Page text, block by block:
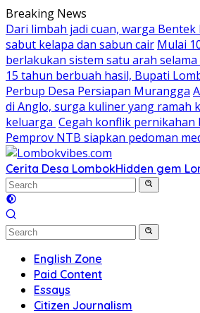
Skip
to
content
Breaking News
Dari limbah jadi cuan, warga
sabut kelapa dan sabun cair Mulai
berlakukan sistem satu arah selama
15 tahun berbuah hasil, Bupati
Perbup Desa Persiapan Murangga
di Anglo, surga kuliner yang ramah
keluarga Cegah konflik pernikahan
Pemprov NTB siapkan pedoman
Cerita Desa LombokHidden gem
English Zone
Paid Content
Essays
Citizen Journalism